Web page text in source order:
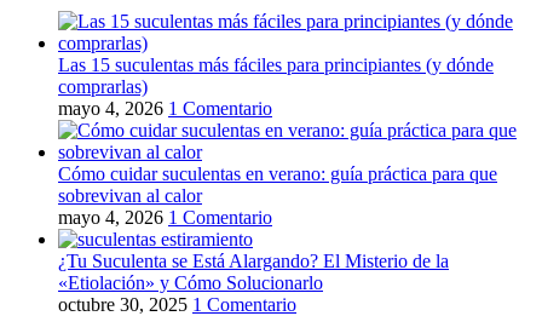
Las 15 suculentas más fáciles para principiantes (y dónde
comprarlas)
mayo 4, 2026 1 Comentario
Cómo cuidar suculentas en verano: guía práctica para que
sobrevivan al calor
mayo 4, 2026 1 Comentario
¿Tu Suculenta se Está Alargando? El Misterio de la
«Etiolación» y Cómo Solucionarlo
octubre 30, 2025 1 Comentario